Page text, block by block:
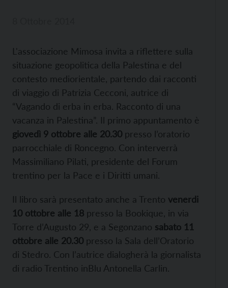
L'associazione Mimosa invita a riflettere sulla
situazione geopolitica della Palestina e del
contesto mediorientale, partendo dai racconti
di viaggio di Patrizia Cecconi, autrice di
“Vagando di erba in erba. Racconto di una
vacanza in Palestina”. Il primo appuntamento è
giovedì 9 ottobre alle 20.30 presso l’oratorio
parrocchiale di Roncegno. Con interverrà
Massimiliano Pilati, presidente del Forum
trentino per la Pace e i Diritti umani.
Il libro sarà presentato anche a Trento venerdi
10 ottobre alle 18 presso la Bookique, in via
Torre d’Augusto 29, e a Segonzano sabato 11
ottobre alle 20.30 presso la Sala dell’Oratorio
di Stedro. Con l’autrice dialogherà la giornalista
di radio Trentino inBlu Antonella Carlin.